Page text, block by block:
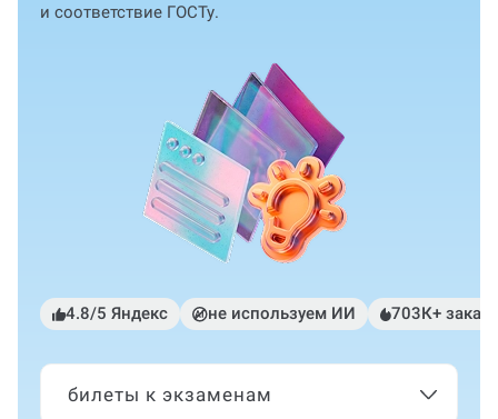
и соответствие ГОСТу.
4.8/5 Яндекс не используем ИИ 703К+
билеты к экзаменам